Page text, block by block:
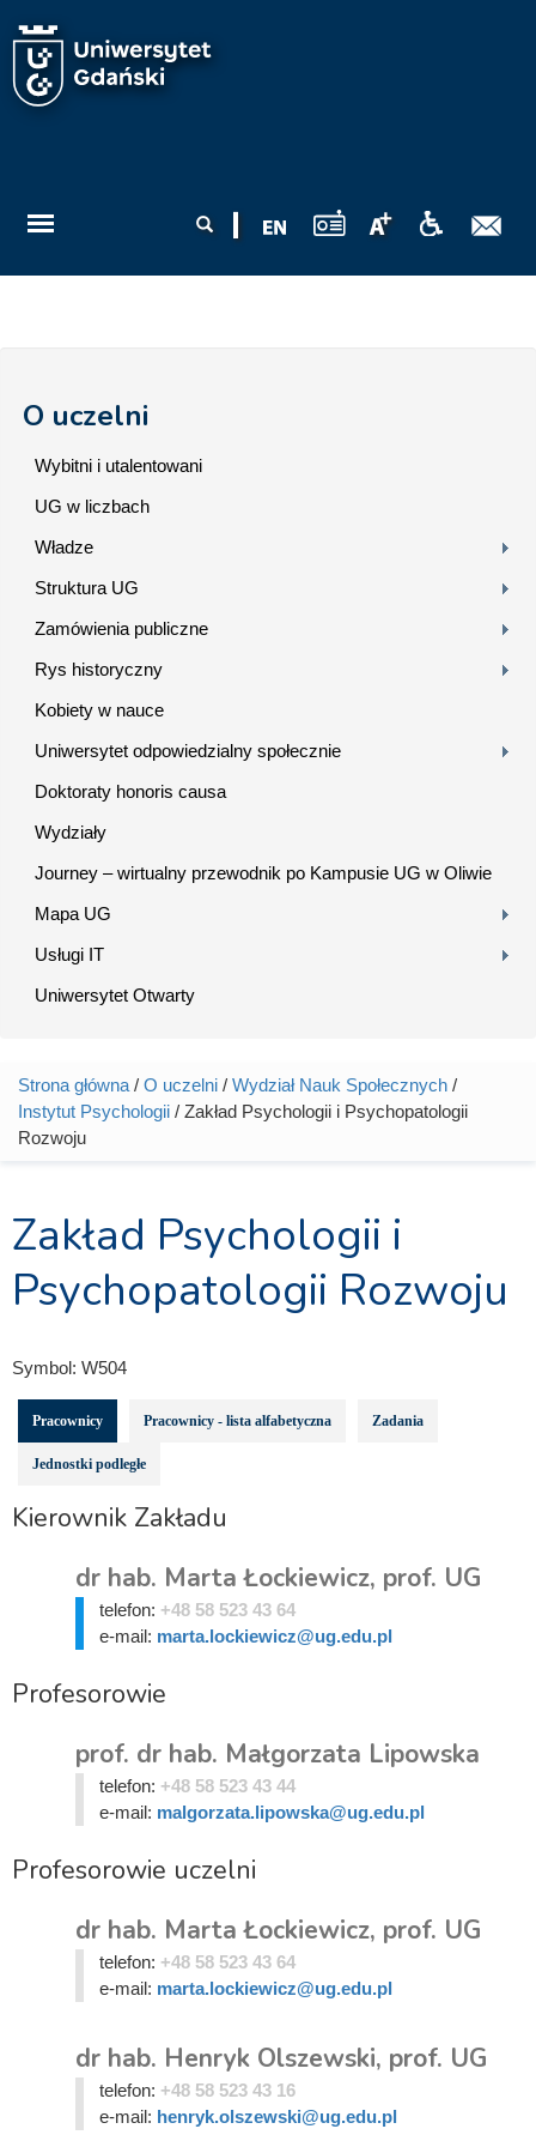
wyszukiwania
O uczelni
Wybitni i utalentowani
UG w liczbach
Władze
Struktura UG
Zamówienia publiczne
Rys historyczny
Kobiety w nauce
Uniwersytet odpowiedzialny społecznie
Doktoraty honoris causa
Wydziały
Journey – wirtualny przewodnik po Kampusie UG w Oliwie
Mapa UG
Usługi IT
Uniwersytet Otwarty
Jesteś tutaj
Strona główna / O uczelni / Wydział Nauk Społecznych /
Instytut Psychologii / Zakład Psychologii i Psychopatologii
Rozwoju
Zakład Psychologii i
Psychopatologii Rozwoju
Symbol: W504
Pracownicy Pracownicy - lista alfabetyczna Zadania
Jednostki podległe
Kierownik Zakładu
dr hab. Marta Łockiewicz, prof. UG
telefon: +48 58 523 43 64
e-mail: marta.lockiewicz@ug.edu.pl
Profesorowie
prof. dr hab. Małgorzata Lipowska
telefon: +48 58 523 43 44
e-mail: malgorzata.lipowska@ug.edu.pl
Profesorowie uczelni
dr hab. Marta Łockiewicz, prof. UG
telefon: +48 58 523 43 64
e-mail: marta.lockiewicz@ug.edu.pl
dr hab. Henryk Olszewski, prof. UG
telefon: +48 58 523 43 16
e-mail: henryk.olszewski@ug.edu.pl